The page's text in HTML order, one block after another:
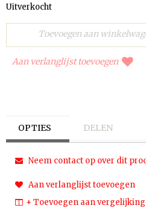
Uitverkocht
Aan verlanglijst toevoegen
OPTIES DELEN
Neem contact op over dit
Aan verlanglijst toevoegen
+ Toevoegen aan vergelijking